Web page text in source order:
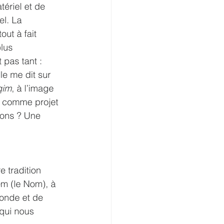
et de
La
à fait
pas tant :
me dit sur
, à l’image
projet
? Une
tradition
(le Nom), à
et de
nous